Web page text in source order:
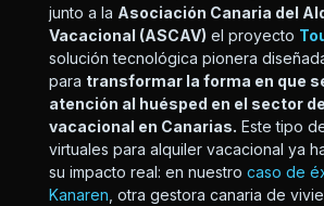
junto a la Asociación Canaria del
Vacacional (ASCAV) el proyecto
solución tecnológica pionera
para transformar la forma en que
atención al huésped en el sector
vacacional en Canarias. Este tipo
virtuales para alquiler vacacional ya
su impacto real: en nuestro caso de
Kanaren , otra gestora canaria de